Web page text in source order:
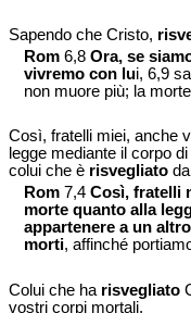
Sapendo che Cristo,
Rom 6,8 Ora, se
vivremo con lui, 6,9
non muore più; la
Così, fratelli miei, anche
legge mediante il corpo
colui che è risvegliato
Rom 7,4 Così, fratelli
morte quanto alla
appartenere a un
morti, affinché
Colui che ha risvegliato
vostri corpi mortali.